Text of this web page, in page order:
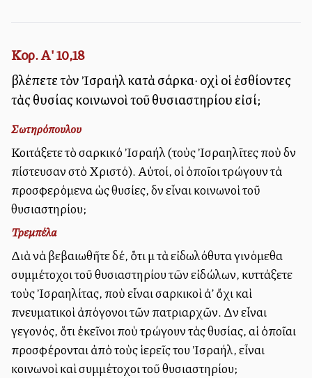
Κορ. Α' 10,18
βλέπετε τὸν Ἰσραὴλ κατὰ σάρκα· οὐχὶ οἱ ἐσθίοντες
τὰς θυσίας κοινωνοὶ τοῦ θυσιαστηρίου εἰσί;
Σωτηρόπουλου
Κοιτάξετε τὸ σαρκικό Ἰσραήλ (τοὺς Ἰσραηλῖτες ποὺ δὲν
πίστευσαν στὸ Χριστό). Αὐτοί, οἱ ὁποῖοι τρώγουν τὰ
προσφερόμενα ὡς θυσίες, δὲν εἶναι κοινωνοὶ τοῦ
θυσιαστηρίου;
Τρεμπέλα
Διὰ νὰ βεβαιωθῆτε δέ, ὅτι μὲ τὰ εἰδωλόθυτα γινόμεθα
συμμέτοχοι τοῦ θυσιαστηρίου τῶν εἰδώλων, κυττάξετε
τοὺς Ἰσραηλίτας, ποὺ εἶναι σαρκικοὶ ἀλλ’ ὄχι καὶ
πνευματικοὶ ἀπόγονοι τῶν πατριαρχῶν. Δὲν εἶναι
γεγονός, ὅτι ἐκεῖνοι ποὺ τρώγουν τὰς θυσίας, αἱ ὁποῖαι
προσφέρονται ἀπὸ τοὺς ἱερεῖς του Ἰσραήλ, εἶναι
κοινωνοὶ καὶ συμμέτοχοι τοῦ θυσιαστηρίου;